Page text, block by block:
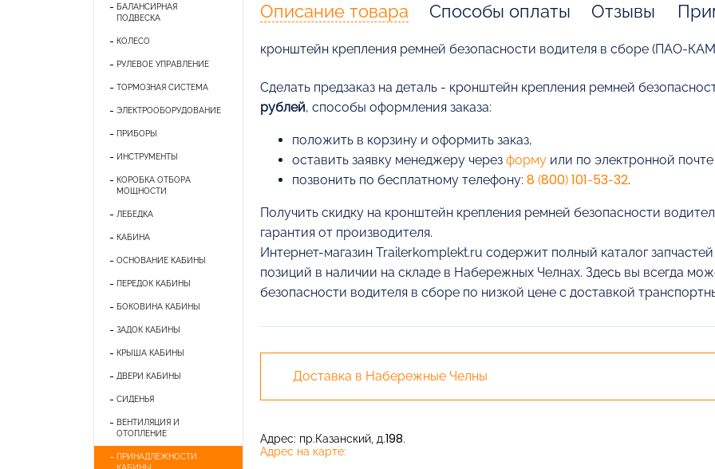
БАЛАНСИРНАЯ
ПОДВЕСКА
КОЛЕСО
РУЛЕВОЕ УПРАВЛЕНИЕ
ТОРМОЗНАЯ СИСТЕМА
ЭЛЕКТРООБОРУДОВАНИЕ
ПРИБОРЫ
ИНСТРУМЕНТЫ
КОРОБКА ОТБОРА
МОЩНОСТИ
ЛЕБЕДКА
КАБИНА
ОСНОВАНИЕ КАБИНЫ
ПЕРЕДОК КАБИНЫ
БОКОВИНА КАБИНЫ
ЗАДОК КАБИНЫ
КРЫША КАБИНЫ
ДВЕРИ КАБИНЫ
СИДЕНЬЯ
ВЕНТИЛЯЦИЯ И
ОТОПЛЕНИЕ
ПРИНАДЛЕЖНОСТИ
Описание товара Способы оплаты Отзывы
кронштейн крепления ремней безопасности водителя в сборе (ПАО-
Cделать предзаказ на деталь - кронштейн крепления ремней
рублей, способы оформления заказа:
положить в корзину и оформить заказ,
оставить заявку менеджеру через формуили по электронной почте
позвонить по бесплатному телефону: 8 (800) 101-53-32.
Получить скидку на кронштейн крепления ремней безопасности
гарантия от производителя.
Интернет-магазин Trailerkomplekt.ru содержит полный каталог
позиций в наличии на складе в Набережных Челнах. Здесь вы всегда
безопасности водителя в сборе по низкой цене с доставкой
Доставка в Набережные Челны
Адрес: пр.Казанский, д.198.
Адрес на карте: